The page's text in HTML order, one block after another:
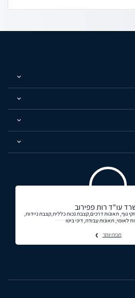
עו"ד רות פפירוב
גוף, תאונות דרכים,קצבת נכות כללית,קצבת ניידות,
לאומי, תאונות עבודה, דיני ביטו
תכירו יותר